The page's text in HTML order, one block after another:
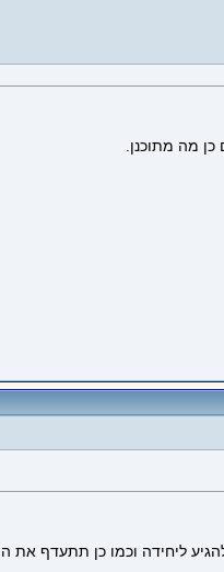
ליחידה וכמו כן תתעדף את